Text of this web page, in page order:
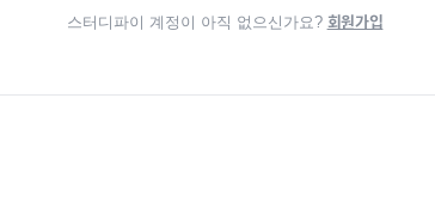
스터디파이 계정이 아직 없으신가요? 회원가입